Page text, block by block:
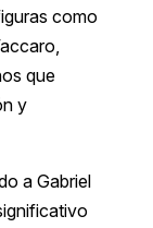
como
que
y
a Gabriel